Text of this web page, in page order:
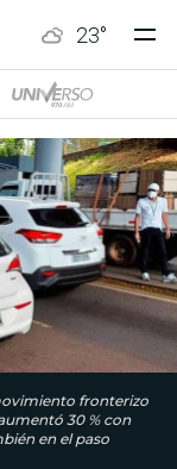
23°
fronterizo
30 % con
en el paso